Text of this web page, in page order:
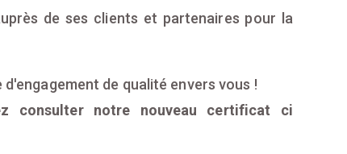
de ses clients et partenaires pour la
de qualité envers vous !
consulter notre nouveau certificat ci